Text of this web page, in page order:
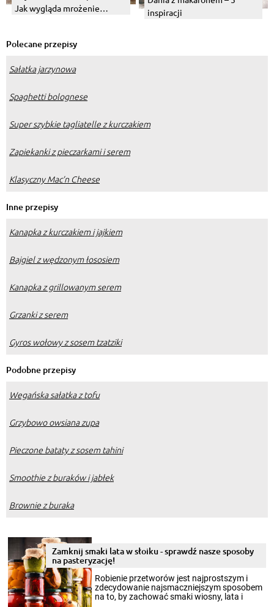
Jak wygląda mrożenie
inspiracji
Polecane przepisy
Sałatka jarzynowa
Spaghetti bolognese
Super szybkie tagliatelle z kurczakiem
Zapiekanki z pieczarkami i serem
Klasyczny Mac’n Cheese
Inne przepisy
Kanapka z kurczakiem i jajkiem
Bajgiel z wędzonym łososiem
Kanapka z grillowanym serem
Grzanki z serem
Gyros wołowy z sosem tzatziki
Podobne przepisy
Wegańska sałatka z tofu
Grzybowo owsiana zupa
Pieczone bataty z sosem tahini
Smoothie z buraków i jabłek
Brownie z buraka
Zamknij smaki lata w słoiku - sprawdź nasze sposoby
na pasteryzację!
Robienie przetworów jest najprostszym i
zdecydowanie najsmaczniejszym sposobem
na to, by zachować smaki wiosny, lata i